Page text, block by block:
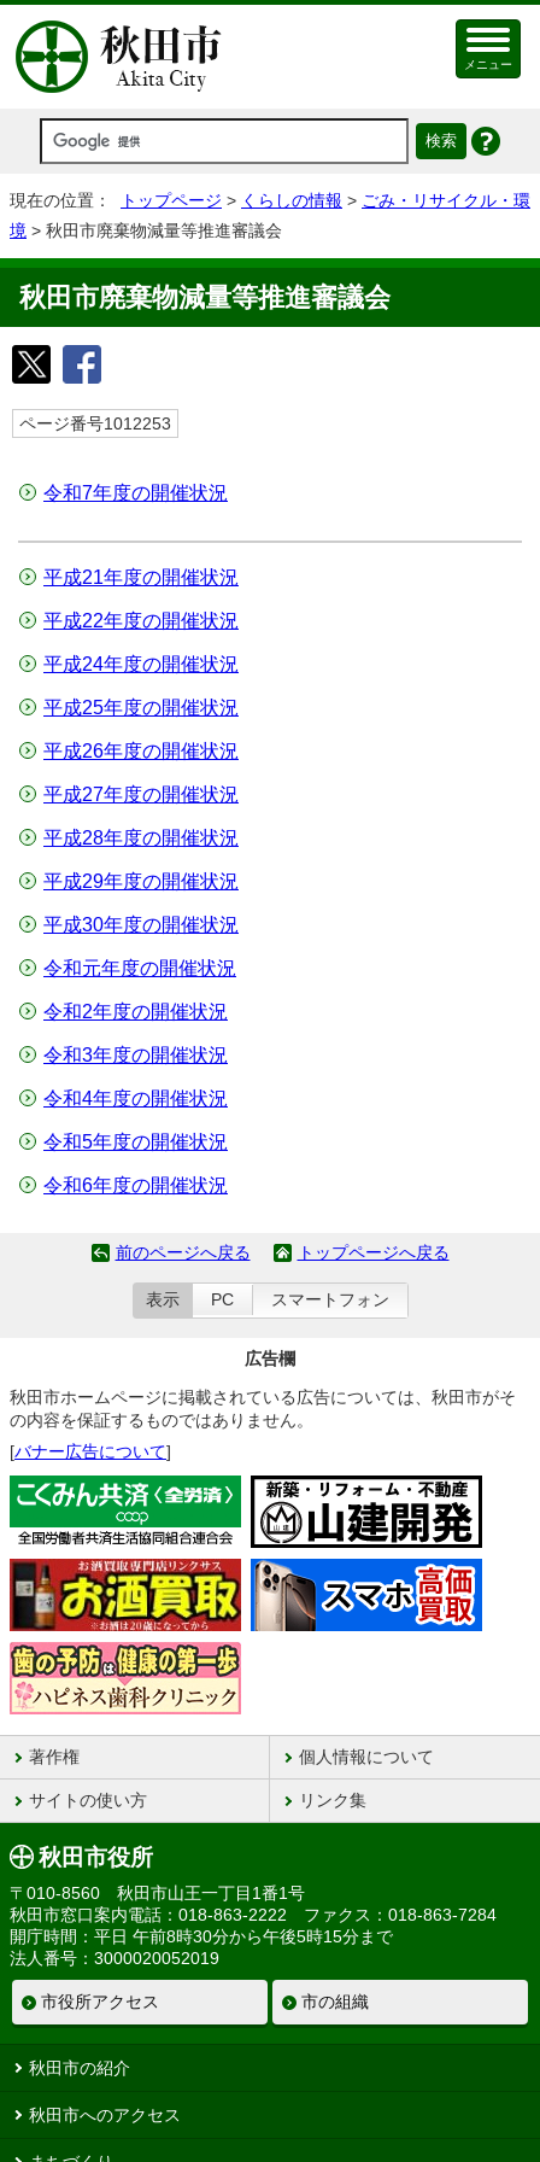
メニュー
現在の位置： トップページ > くらしの情報 > ごみ・リサイクル・環
境 > 秋田市廃棄物減量等推進審議会
秋田市廃棄物減量等推進審議会
ページ番号1012253
令和7年度の開催状況
平成21年度の開催状況
平成22年度の開催状況
平成24年度の開催状況
平成25年度の開催状況
平成26年度の開催状況
平成27年度の開催状況
平成28年度の開催状況
平成29年度の開催状況
平成30年度の開催状況
令和元年度の開催状況
令和2年度の開催状況
令和3年度の開催状況
令和4年度の開催状況
令和5年度の開催状況
令和6年度の開催状況
前のページへ戻る トップページへ戻る
表示 PC スマートフォン
広告欄
秋田市ホームページに掲載されている広告については、秋田市がそ
の内容を保証するものではありません。
[バナー広告について]
著作権 個人情報について
サイトの使い方 リンク集
秋田市役所
〒010-8560 秋田市山王一丁目1番1号
秋田市窓口案内電話：018-863-2222 ファクス：018-863-7284
開庁時間：平日 午前8時30分から午後5時15分まで
法人番号：3000020052019
市役所アクセス 市の組織
秋田市の紹介
秋田市へのアクセス